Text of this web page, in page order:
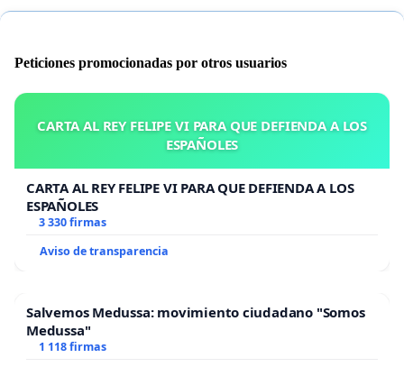
Peticiones promocionadas por otros usuarios
CARTA AL REY FELIPE VI PARA QUE DEFIENDA A LOS
ESPAÑOLES
CARTA AL REY FELIPE VI PARA QUE DEFIENDA A LOS
ESPAÑOLES
3 330 firmas
Aviso de transparencia
Salvemos Medussa: movimiento ciudadano "Somos
Medussa"
1 118 firmas